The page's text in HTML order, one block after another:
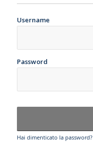
Username
Password
Hai dimenticato la password?